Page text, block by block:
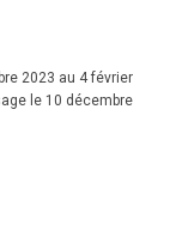
2023 au 4 février
le 10 décembre